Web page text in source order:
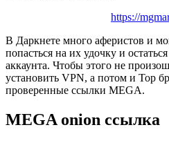
https://
В Даркнете много аферистов и
попасться на их удочку и
аккаунта. Чтобы этого не
установить VPN, а потом и Тор
проверенные ссылки MEGA.
MEGA onion ссылка